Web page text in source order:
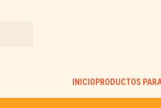
INICIOPRODUCTOS